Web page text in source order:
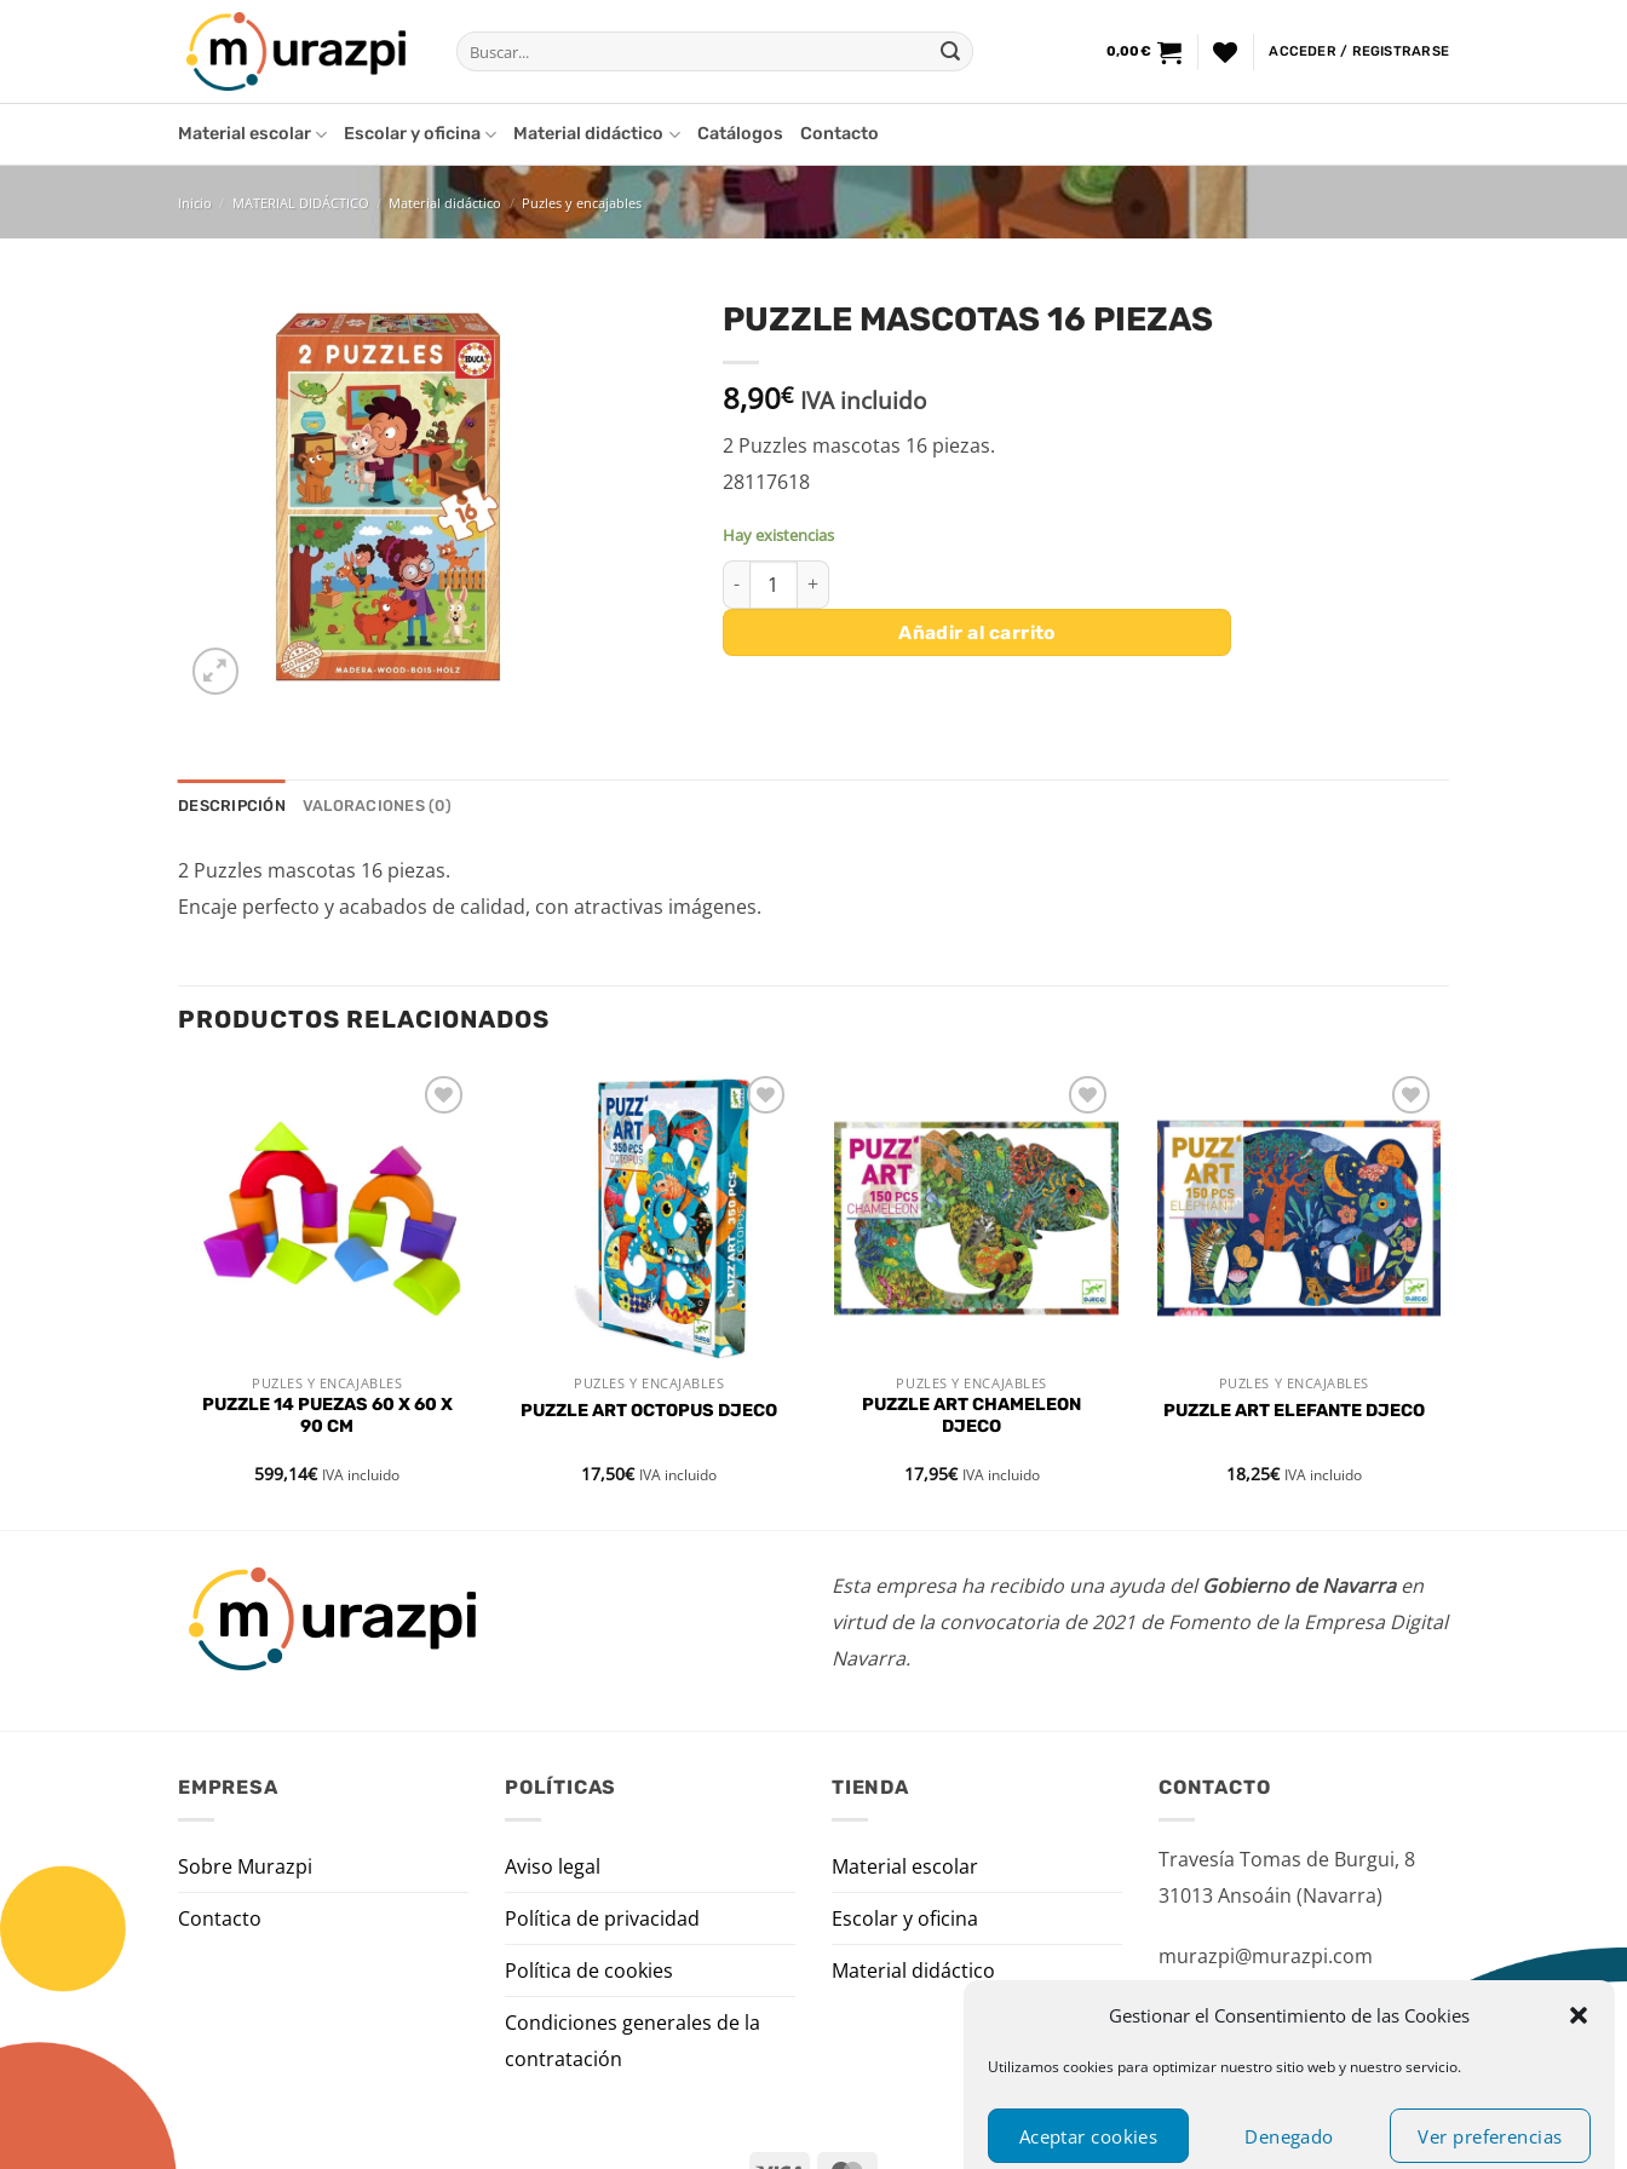
Gestionar el Consentimiento de las Cookies
Utilizamos cookies para optimizar nuestro sitio web y nuestro servicio.
Aceptar cookies Denegado Ver preferencias
Buscar
por:
0,00€ ACCEDER / REGISTRARSE
Material escolar Escolar y oficina Material didáctico Catálogos Contacto
Inicio / MATERIAL DIDÁCTICO / Material didáctico / Puzles y encajables
PUZZLE MASCOTAS 16 PIEZAS
8,90€ IVA incluido
2 Puzzles mascotas 16 piezas.
28117618
Hay existencias
PUZZLE MASCOTAS 16 PIEZAS cantidad
Añadir al carrito
DESCRIPCIÓN VALORACIONES (0)
2 Puzzles mascotas 16 piezas.
Encaje perfecto y acabados de calidad, con atractivas imágenes.
PRODUCTOS RELACIONADOS
lista de
deseos
VISTA RÁPIDA
PUZLES Y ENCAJABLES
PUZZLE 14 PUEZAS 60 X 60 X
90 CM
599,14€ IVA incluido
Añadir
a la
lista de
deseos
VISTA RÁPIDA
PUZLES Y ENCAJABLES
PUZZLE ART OCTOPUS DJECO
17,50€ IVA incluido
Añadir
lista de
deseos
VISTA RÁPIDA
PUZLES Y ENCAJABLES
PUZZLE ART CHAMELEON
DJECO
17,95€ IVA incluido
Añadir
a la
lista de
deseos
VISTA RÁPIDA
PUZLES Y ENCAJABLES
PUZZLE ART ELEFANTE DJECO
18,25€ IVA incluido
Esta empresa ha recibido una ayuda delGobierno de Navarraen
virtud de la convocatoria de 2021 de Fomento de la Empresa Digital
Navarra.
EMPRESA
Sobre Murazpi
Contacto
POLÍTICAS
Aviso legal
Política de privacidad
Política de cookies
Condiciones generales de la
contratación
TIENDA
Material escolar
Escolar y oficina
Material didáctico
CONTACTO
Travesía Tomas de Burgui, 8
31013 Ansoáin (Navarra)
murazpi@murazpi.com